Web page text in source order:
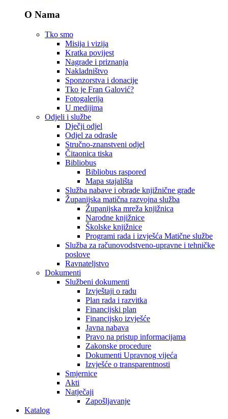
O Nama
Tko smo
Misija i vizija
Kratka povijest
Nagrade i priznanja
Nakladništvo
Sponzorstva i donacije
Tko je Fran Galović?
Fotogalerija
U medijima
Odjeli i službe
Dječji odjel
Odjel za odrasle
Stručno-znanstveni odjel
Čitaonica tiska
Bibliobus
Bibliobus raspored
Mapa stajališta
Služba nabave i obrade knjižnične građe
Županijska matična razvojna služba
Županijska mreža knjižnica
Narodne knjižnice
Školske knjižnice
Programi rada i izvješća Matične službe
Služba za računovodstveno-upravne i tehničke
poslove
Ravnateljstvo
Dokumenti
Službeni dokumenti
Izvještaji o radu
Plan rada i razvitka
Financijski plan
Financijsko izvješće
Javna nabava
Pravo na pristup informacijama
Zakonske procedure
Dokumenti Upravnog vijeća
Izvješće o transparentnosti
Smjernice
Akti
Natječaji
Zapošljavanje
Katalog